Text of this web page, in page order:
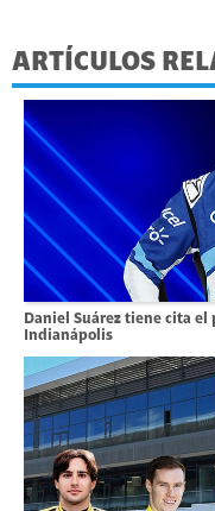
ARTÍCULOS
Daniel Suárez tiene cita
Indianápolis